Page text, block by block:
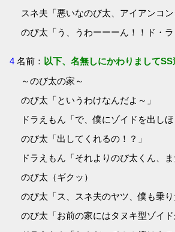
スネ夫「悪いなのび太、アイアンコ
のび太「う、うわーーーん！！ド・
4 名前： 以下、名無しにかわりまして
～のび太の家～
のび太「というわけなんだよ～」
ドラえもん「で、僕にゾイドを出しほ
のび太「出してくれるの！？」
ドラえもん「それよりのび太くん、
のび太（ギクッ）
のび太「ス、スネ夫のヤツ、僕も乗
のび太「お前の家にはタヌキ型ゾイ